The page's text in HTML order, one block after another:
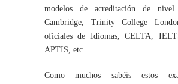
modelos de acreditación de
Cambridge, Trinity College
oficiales de Idiomas, CELTA,
APTIS, etc.
Como muchos sabéis estos